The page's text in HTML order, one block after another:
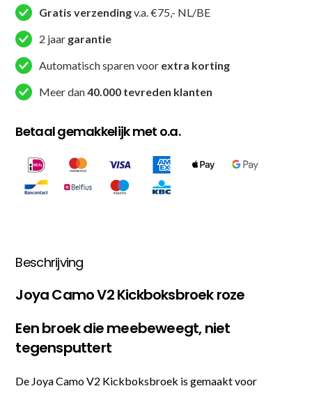
aantalGratis verzendingv.a. €75,- NL/BE
2 jaar garantie
Automatisch sparen voor extra korting
Meer dan40.000 tevreden klanten
Betaal gemakkelijk met o.a.
Beschrijving
Joya Camo V2 Kickboksbroek roze
Een broek die meebeweegt, niet
tegensputtert
De Joya Camo V2 Kickboksbroek is gemaakt voor